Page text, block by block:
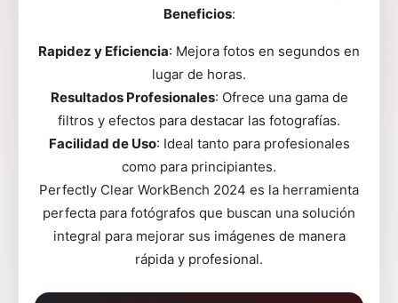
Beneficios:
Rapidez y Eficiencia: Mejora fotos en segundos en
lugar de horas.
Resultados Profesionales: Ofrece una gama de
filtros y efectos para destacar las fotografías.
Facilidad de Uso: Ideal tanto para profesionales
como para principiantes.
Perfectly Clear WorkBench 2024 es la herramienta
perfecta para fotógrafos que buscan una solución
integral para mejorar sus imágenes de manera
rápida y profesional.